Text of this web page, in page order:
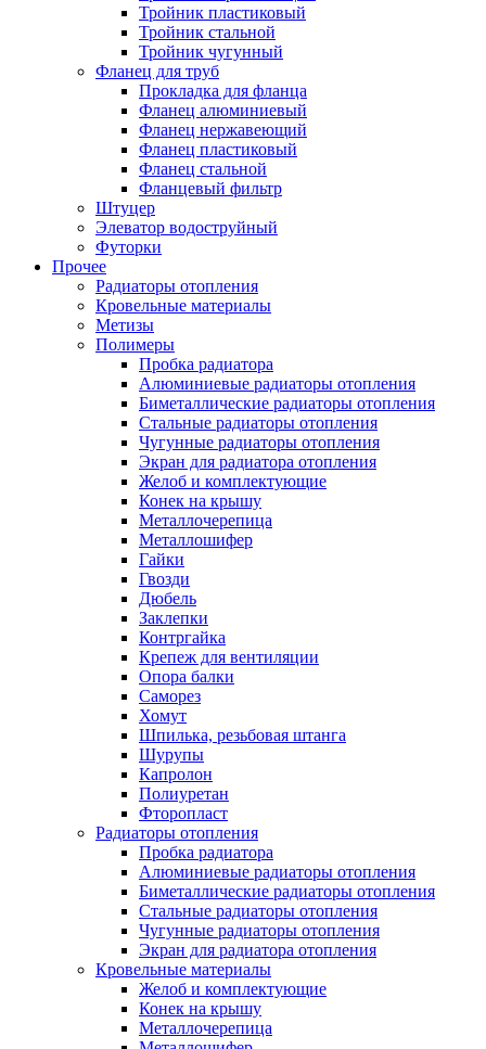
Тройник пластиковый
Тройник стальной
Тройник чугунный
Фланец для труб
Прокладка для фланца
Фланец алюминиевый
Фланец нержавеющий
Фланец пластиковый
Фланец стальной
Фланцевый фильтр
Штуцер
Элеватор водоструйный
Футорки
Прочее
Радиаторы отопления
Кровельные материалы
Метизы
Полимеры
Пробка радиатора
Алюминиевые радиаторы отопления
Биметаллические радиаторы отопления
Стальные радиаторы отопления
Чугунные радиаторы отопления
Экран для радиатора отопления
Желоб и комплектующие
Конек на крышу
Металлочерепица
Металлошифер
Гайки
Гвозди
Дюбель
Заклепки
Контргайка
Крепеж для вентиляции
Опора балки
Саморез
Хомут
Шпилька, резьбовая штанга
Шурупы
Капролон
Полиуретан
Фторопласт
Радиаторы отопления
Пробка радиатора
Алюминиевые радиаторы отопления
Биметаллические радиаторы отопления
Стальные радиаторы отопления
Чугунные радиаторы отопления
Экран для радиатора отопления
Кровельные материалы
Желоб и комплектующие
Конек на крышу
Металлочерепица